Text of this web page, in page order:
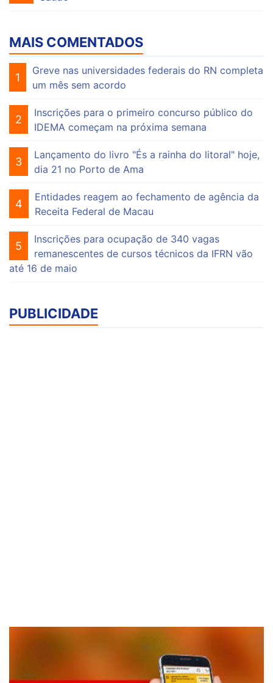
MAIS COMENTADOS
1
Greve nas universidades federais do RN completa
um mês sem acordo
2
Inscrições para o primeiro concurso público do
IDEMA começam na próxima semana
3
Lançamento do livro "És a rainha do litoral" hoje,
dia 21 no Porto de Ama
4
Entidades reagem ao fechamento de agência da
Receita Federal de Macau
5
Inscrições para ocupação de 340 vagas
remanescentes de cursos técnicos da IFRN vão
até 16 de maio
PUBLICIDADE